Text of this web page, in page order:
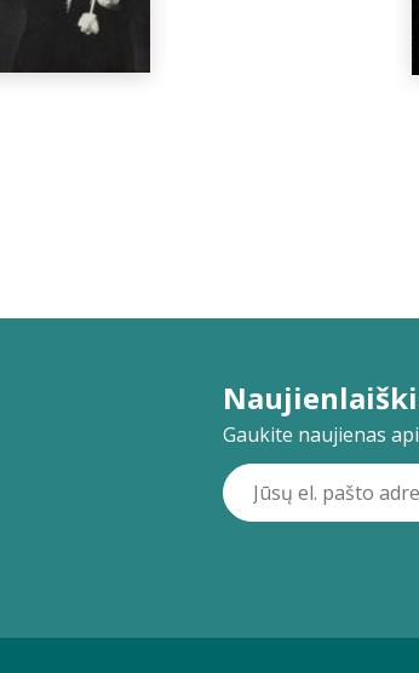
Gaukite naujienas